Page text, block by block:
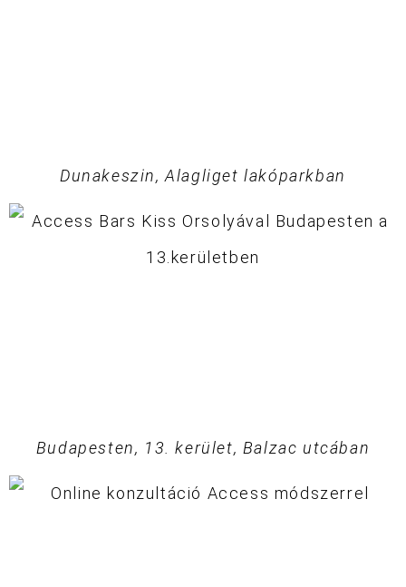
Dunakeszin, Alagliget lakóparkban
Budapesten, 13. kerület, Balzac utcában